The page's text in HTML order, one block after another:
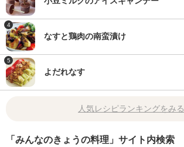
4
なすと鶏肉の南蛮漬け
5
よだれなす
人気レシピランキングをみる
「みんなのきょうの料理」サイト内検索